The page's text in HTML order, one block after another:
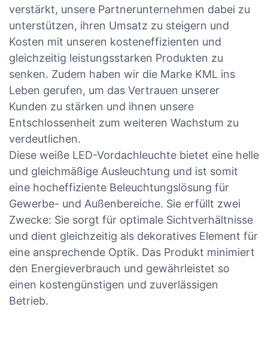
verstärkt, unsere Partnerunternehmen dabei zu
unterstützen, ihren Umsatz zu steigern und
Kosten mit unseren kosteneffizienten und
gleichzeitig leistungsstarken Produkten zu
senken. Zudem haben wir die Marke KML ins
Leben gerufen, um das Vertrauen unserer
Kunden zu stärken und ihnen unsere
Entschlossenheit zum weiteren Wachstum zu
verdeutlichen.
Diese weiße LED-Vordachleuchte bietet eine helle
und gleichmäßige Ausleuchtung und ist somit
eine hocheffiziente Beleuchtungslösung für
Gewerbe- und Außenbereiche. Sie erfüllt zwei
Zwecke: Sie sorgt für optimale Sichtverhältnisse
und dient gleichzeitig als dekoratives Element für
eine ansprechende Optik. Das Produkt minimiert
den Energieverbrauch und gewährleistet so
einen kostengünstigen und zuverlässigen
Betrieb.